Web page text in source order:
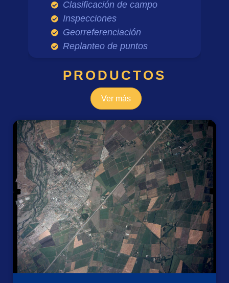
Clasificación de campo
Inspecciones
Georreferenciación
Replanteo de puntos
PRODUCTOS
Ver más